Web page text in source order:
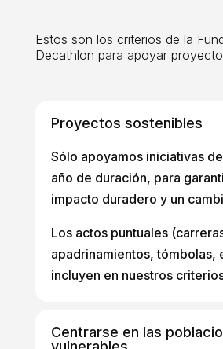
Estos son los criterios de la
Decathlon para apoyar
Proyectos sostenibles
Sólo apoyamos iniciativas
año de duración, para
impacto duradero y un
Los actos puntuales
apadrinamientos, tómbolas,
incluyen en nuestros
Centrarse en las